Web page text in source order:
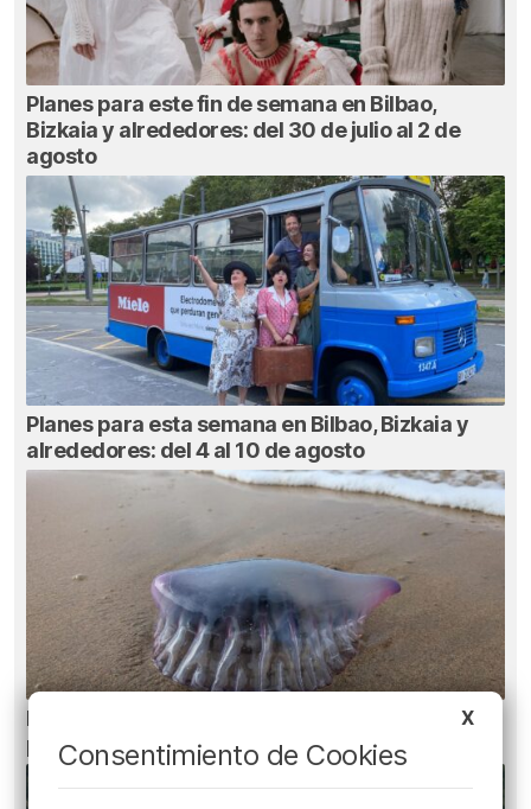
Planes para este fin de semana en Bilbao,
Bizkaia y alrededores: del 30 de julio al 2 de
agosto
Planes para esta semana en Bilbao, Bizkaia y
alrededores: del 4 al 10 de agosto
Euskadi registra 27 picaduras de carabela
portuguesa
X
Consentimiento de Cookies